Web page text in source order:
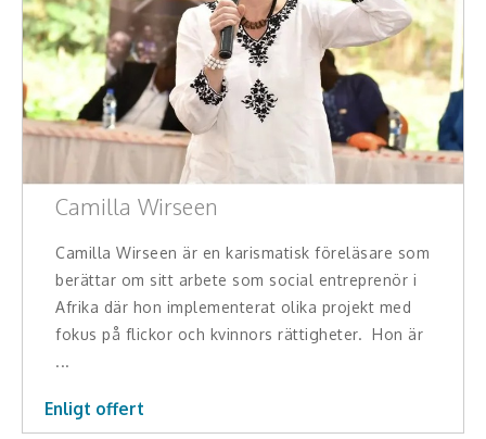
Event
Humoristiska föredrag
Ljus och belysning
Komiker
Konst
Musiker
Something a Little Different
Underhållning
Camilla Wirseen
Camilla Wirseen är en karismatisk föreläsare som
berättar om sitt arbete som social entreprenör i
Afrika där hon implementerat olika projekt med
fokus på flickor och kvinnors rättigheter. Hon är
...
Enligt offert